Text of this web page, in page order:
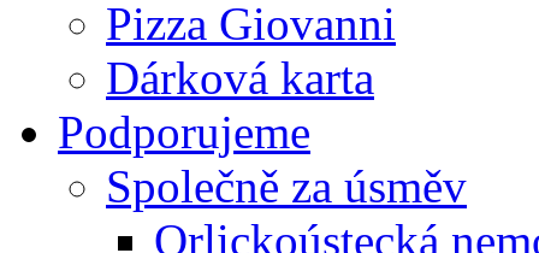
Pizza Giovanni
Dárková karta
Podporujeme
Společně za úsměv
Orlickoústecká